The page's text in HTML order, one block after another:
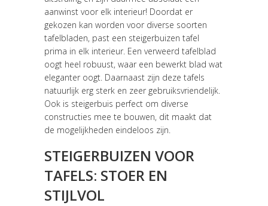
aanwinst voor elk interieur! Doordat er
gekozen kan worden voor diverse soorten
tafelbladen, past een steigerbuizen tafel
prima in elk interieur. Een verweerd tafelblad
oogt heel robuust, waar een bewerkt blad wat
eleganter oogt. Daarnaast zijn deze tafels
natuurlijk erg sterk en zeer gebruiksvriendelijk.
Ook is steigerbuis perfect om diverse
constructies mee te bouwen, dit maakt dat
de mogelijkheden eindeloos zijn.
STEIGERBUIZEN VOOR
TAFELS: STOER EN
STIJLVOL